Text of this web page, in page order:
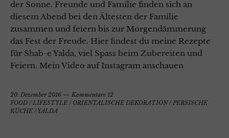
der Sonne. Freunde und Familie finden sich an
diesem Abend bei den Ältesten der Familie
zusammen und feiern bis zur Morgendämmerung
das Fest der Freude. Hier findest du meine Rezepte
für Shab-e Yalda, viel Spass beim Zubereiten und
Feiern. Mein Video auf Instagram anschauen
20. Dezember 2016
Kommentare 12
FOOD /LIFESTYLE / ORIENTALISCHE DEKORATION/PERSISCHE
KÜCHE /YALDA